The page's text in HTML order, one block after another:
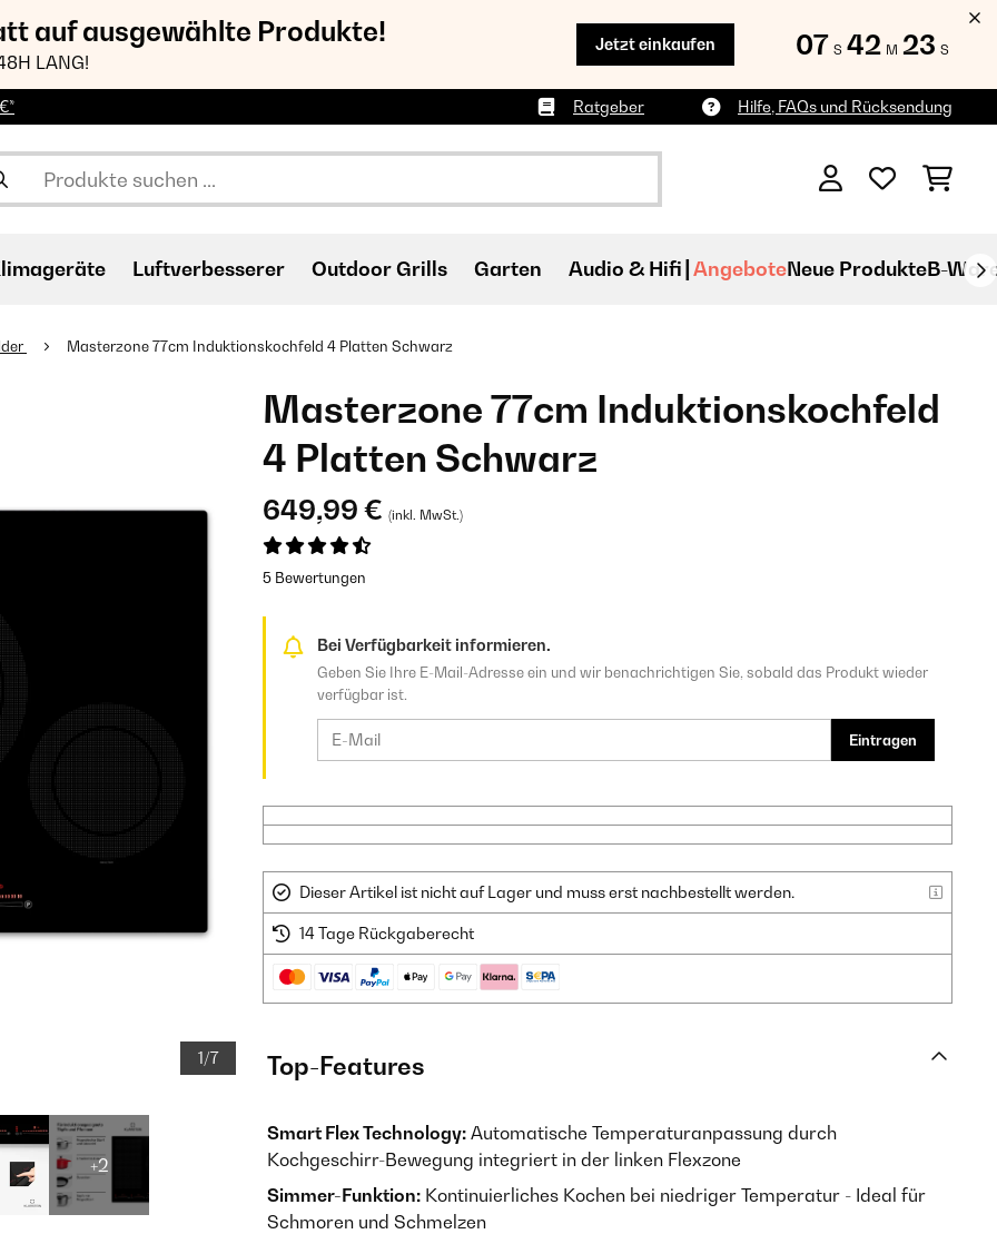
auf ausgewählte Produkte!
LANG!
Jetzt einkaufen 07 S 42 M 21 S
Ratgeber Hilfe, FAQs und Rücksendung
Luftverbesserer Outdoor Grills Garten Audio & Hifi AngeboteNeue ProdukteB-
Masterzone 77cm Induktionskochfeld 4 Platten Schwarz
1/7
+2
Masterzone 77cm Induktionskochfeld
4 Platten Schwarz
649,99 € (inkl. MwSt.)
5 Bewertungen
Bei Verfügbarkeit informieren.
Geben Sie Ihre E-Mail-Adresse ein und wir benachrichtigen Sie, sobald das Produkt wieder
verfügbar ist.
Eintragen
Dieser Artikel ist nicht auf Lager und muss erst nachbestellt werden.
14 Tage Rückgaberecht
Top-Features
Smart Flex Technology: Automatische Temperaturanpassung durch
Kochgeschirr-Bewegung integriert in der linken Flexzone
Simmer-Funktion: Kontinuierliches Kochen bei niedriger Temperatur - Ideal für
Schmoren und Schmelzen